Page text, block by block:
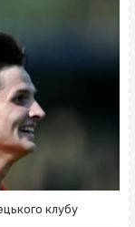
клубу